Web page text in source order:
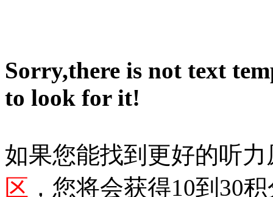
Sorry,there is not text
to look for it!
如果您能找到更好的听
区 ，您将会获得10到30